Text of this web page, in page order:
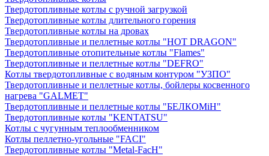
Твердотопливные котлы с ручной загрузкой
Твердотопливные котлы длительного горения
Твердотопливные котлы на дровах
Твердотопливные и пеллетные котлы "HOT DRAGON"
Твердотопливные отопительные котлы "Flames"
Твердотопливные и пеллетные котлы "DEFRO"
Котлы твердотопливные с водяным контуром "УЗПО"
Твердотопливные и пеллетные котлы, бойлеры косвенного
нагрева "GALMET"
Твердотопливные и пеллетные котлы "БЕЛКОМiН"
Твердотопливные котлы "KENTATSU"
Котлы с чугунным теплообменником
Котлы пеллетно-угольные "FACI"
Твердотопливные котлы "Metal-FacH"